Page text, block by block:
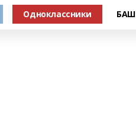
Одноклассники